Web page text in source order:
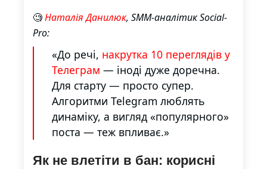
🧐Наталія Данилюк, SMM-аналітик Social-
Pro:
«До речі, накрутка 10 переглядів у
Телеграм — іноді дуже доречна.
Для старту — просто супер.
Алгоритми Telegram люблять
динаміку, а вигляд «популярного»
поста — теж впливає.»
Як не влетіти в бан: корисні